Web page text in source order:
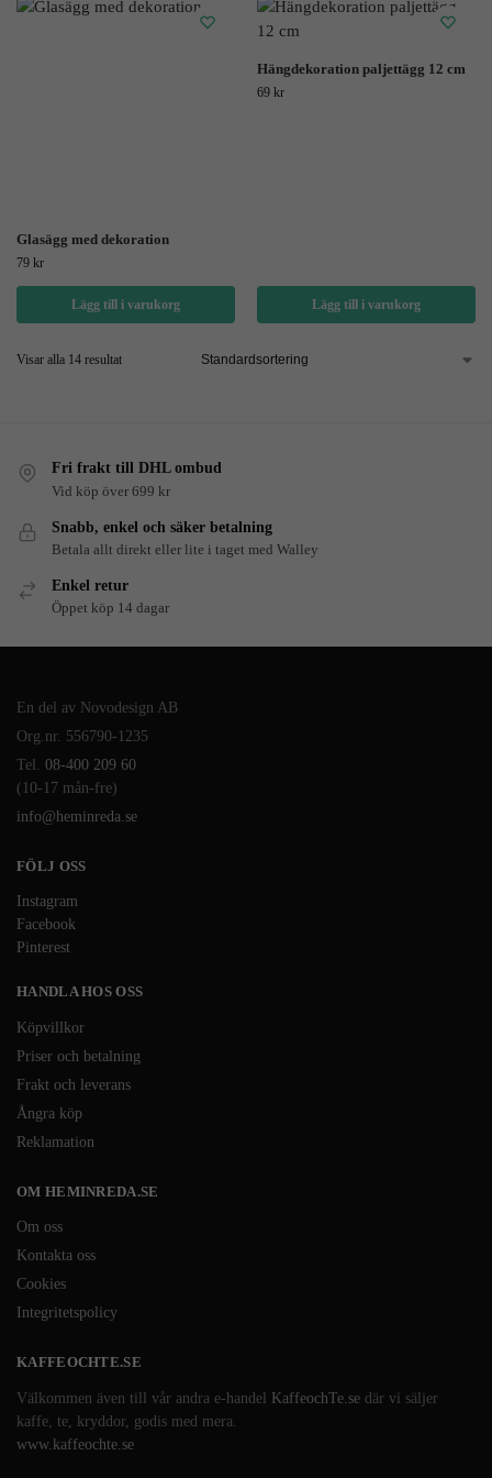
Glasägg med dekoration
79 kr
Lägg till i varukorg
Hängdekoration paljettägg 12 cm
69 kr
Lägg till i varukorg
Visar alla 14 resultat
Fri frakt till DHL ombud
Vid köp över 699 kr
Snabb, enkel och säker betalning
Betala allt direkt eller lite i taget med Walley
Enkel retur
Öppet köp 14 dagar
En del av Novodesign AB
Org.nr. 556790-1235
Tel. 08-400 209 60
(10-17 mån-fre)
info@heminreda.se
FÖLJ OSS
Instagram
Facebook
Pinterest
HANDLA HOS OSS
Köpvillkor
Priser och betalning
Frakt och leverans
Ångra köp
Reklamation
OM HEMINREDA.SE
Om oss
Kontakta oss
Cookies
Integritetspolicy
KAFFEOCHTE.SE
Välkommen även till vår andra e-handel KaffeochTe.se där vi säljer
kaffe, te, kryddor, godis med mera.
www.kaffeochte.se